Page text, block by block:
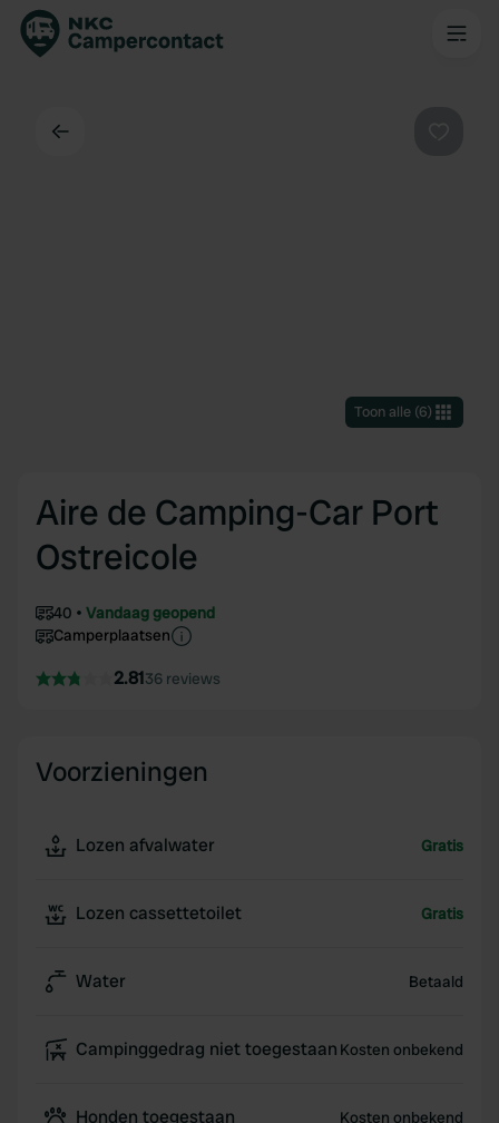
Toon alle(6)
Aire de Camping-Car Port
Ostreicole
40
Vandaag geopend
Camperplaatsen
2.8136 reviews
Voorzieningen
Lozen afvalwater Gratis
Lozen cassettetoilet Gratis
Water Betaald
Campinggedrag niet toegestaan Kosten onbekend
Honden toegestaan Kosten onbekend